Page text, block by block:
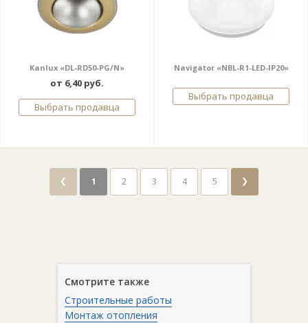
Kanlux «DL-RD50-PG/N»
от 6,40 руб.
Выбрать продавца
Navigator «NBL-R1-LED-IP20»
Выбрать продавца
❮ 1 2 3 4 5 ❯
Смотрите также
Строительные работы
Монтаж отопления